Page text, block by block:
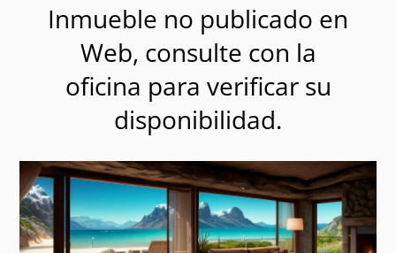
Inmueble no publicado en
Web, consulte con la
oficina para verificar su
disponibilidad.